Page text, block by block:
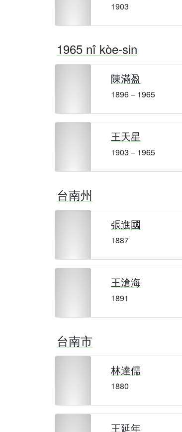
1903
1965 nî kòe-sin
陳滿盈
1896 – 1965
王天星
1903 – 1965
台南州
張進國
1887
王滄海
1891
台南市
林達儒
1880
王延年